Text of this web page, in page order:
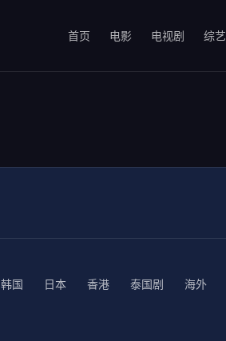
首页 电影 电视剧 综艺
韩国 日本 香港 泰国剧 海外